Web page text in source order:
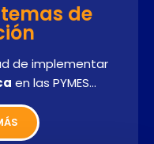
de
de implementar
en las PYMES…